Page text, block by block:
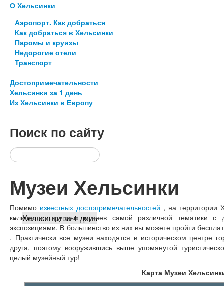
Хельсинки за 1 день
О Хельсинки
Аэропорт. Как добраться
Как добраться в Хельсинки
Паромы и круизы
Недорогие отели
Транспорт
Достопримечательности
Хельсинки за 1 день
Из Хельсинки в Европу
Поиск по сайту
Музеи Хельсинки
Помимо известных достопримечательностей , на территории
количество крупных музеев самой различной тематики
экспозициями. В большинство из них вы можете пройти
. Практически все музеи находятся в историческом центре
друга, поэтому вооружившись выше упомянутой
целый музейный тур!
Карта Музеи